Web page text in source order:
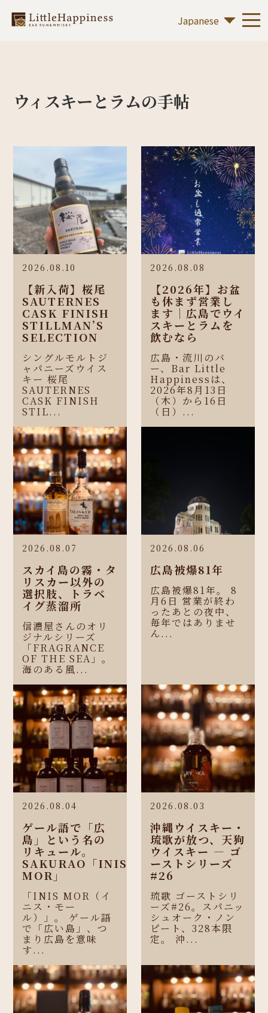
ウィスキーとラムの手帖
2026.08.10
【新入荷】桜尾
SAUTERNES
CASK FINISH
STILLMAN’S
SELECTION
シングルモルトジ
ャパニーズウイス
キー 桜尾
SAUTERNES
CASK FINISH
STIL...
2026.08.08
【2026年】お盆
も休まず営業し
ます｜広島でウイ
スキーとラムを
飲むなら
広島・流川のバ
ー、Bar Little
Happinessは、
2026年8月13日
（木）から16日
（日）...
2026.08.07
スカイ島の霧・タ
リスカー以外の
選択肢、トラベ
イグ蒸溜所
信濃屋さんのオリ
ジナルシリーズ
「FRAGRANCE
OF THE SEA」。
海のある風...
2026.08.06
広島被爆81年
広島被爆81年。 8
月6日 営業が終わ
ったあとの夜中、
毎年ではありませ
ん...
2026.08.04
ゲール語で「広
島」という名の
リキュール。
SAKURAO「INIS
MOR」
「INIS MOR（イ
ニス・モー
ル）」。 ゲール語
で「広い島」、つ
まり広島を意味
す...
2026.08.03
沖縄ウイスキー・
琉歌が放つ、天狗
ウイスキー ― ゴ
ーストシリーズ
#26
琉歌 ゴーストシリ
ーズ#26。スパニッ
シュオーク・ノン
ピート、328本限
定。 沖...